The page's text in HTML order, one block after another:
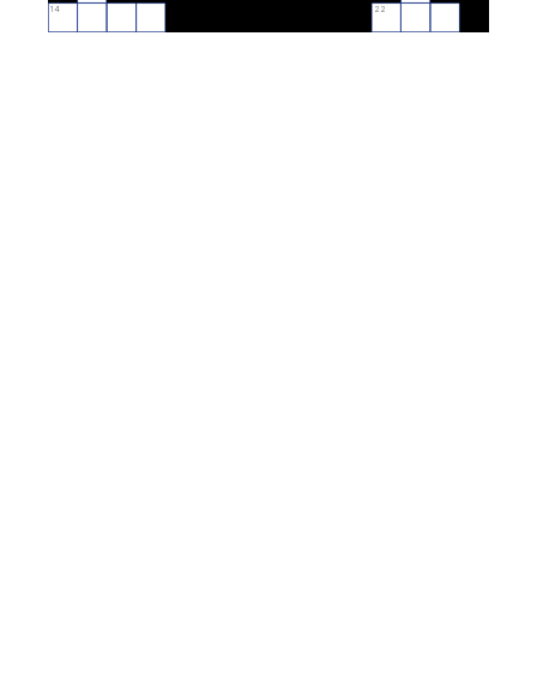
14 22